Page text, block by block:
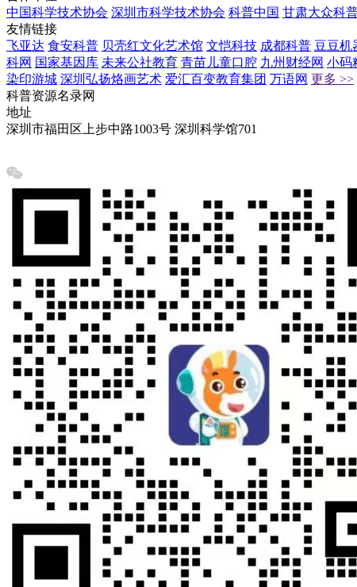
中国科学技术协会 深圳市科学技术协会 科普中国 甘肃大众科
友情链接
飞亚达 食安科普 贝壳红文化艺术馆 文恺科技 成都科普 豆豆机
科网 国家基因库 未来公社教育 青苗儿童口腔 九州财经网 小码
染印游城 深圳弘扬烙画艺术 爱汇百变教育集团 万语网 更多 >>
科普资源名录网
地址
深圳市福田区上步中路1003号 深圳科学馆701